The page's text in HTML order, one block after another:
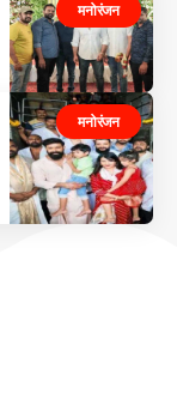
मनोरंजन
मनोरंजन